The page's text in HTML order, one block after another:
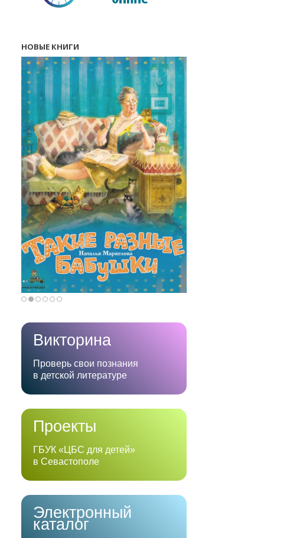
НОВЫЕ КНИГИ
Викторина
Проверь свои познания
в детской литературе
Проекты
ГБУК «ЦБС для детей»
в Севастополе
Электронный
каталог